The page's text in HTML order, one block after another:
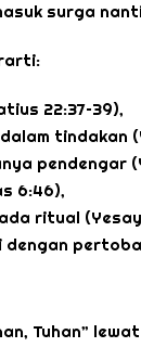
surga
22:37–39),
tindakan
pendengar
6:46),
ritual (Yesaya
dengan
Tuhan”